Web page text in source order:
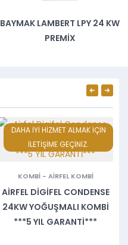
BAYMAK LAMBERT LPY 24 KW
PREMIX
DAHA İYİ HİZMET ALMAK İÇİN
İLETİŞİME GEÇİNİZ.
KOMBI- AIRFEL KOMBI
AIRFEL DIGIFEL CONDENSE
24KW YOĞUŞMALI KOMBI
***5 YIL GARANTİ***